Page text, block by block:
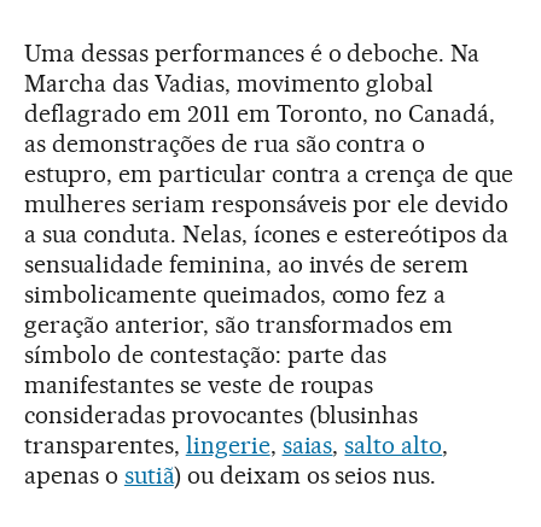
Uma dessas performances é o deboche. Na
Marcha das Vadias, movimento global
deflagrado em 2011 em Toronto, no Canadá,
as demonstrações de rua são contra o
estupro, em particular contra a crença de que
mulheres seriam responsáveis por ele devido
a sua conduta. Nelas, ícones e estereótipos da
sensualidade feminina, ao invés de serem
simbolicamente queimados, como fez a
geração anterior, são transformados em
símbolo de contestação: parte das
manifestantes se veste de roupas
consideradas provocantes (blusinhas
transparentes, lingerie, saias,salto alto,
apenas o sutiã) ou deixam os seios nus.